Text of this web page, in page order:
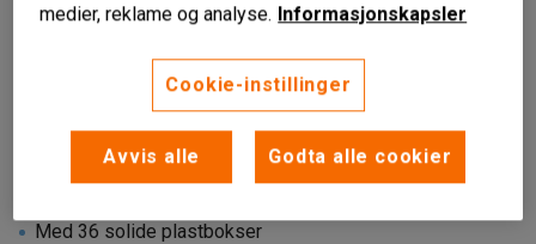
Liknende produkter
Med 36 solide plastbokser
medier, reklame og analyse. Informasjonskapsler
Cookie-instillinger
Avvis alle Godta alle cookier